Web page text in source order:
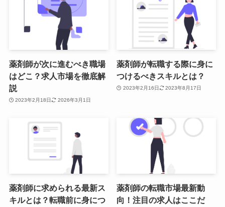
薬剤師が次に進むべき職場
はどこ？求人市場を徹底解
説
2023年2月18日 2026年3月1日
薬剤師が転職する際に身に
つけるべきスキルとは？
2023年2月16日 2023年8月17日
薬剤師に求められる最新ス
キルとは？転職前に身につ
薬剤師の転職市場最新動
向！注目の求人はここだ